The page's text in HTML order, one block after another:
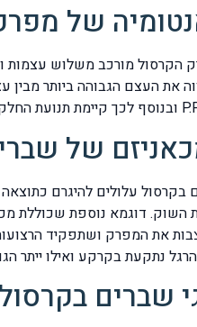
של
של
בקרסול עלולים להיגרם
השוק. דוגמא נוספת שכוללת
את המפרק ושתפקיד
נתקעת בקרקע ואילו ייתר
שברים בקרסול